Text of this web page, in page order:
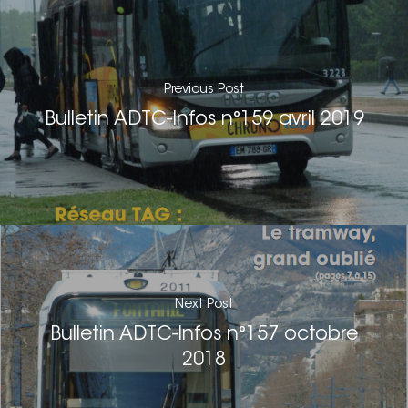
Previous Post
Bulletin ADTC-Infos n°159 avril 2019
Next Post
Bulletin ADTC-Infos n°157 octobre
2018
Nous signaler un
Nous signaler un
– VP